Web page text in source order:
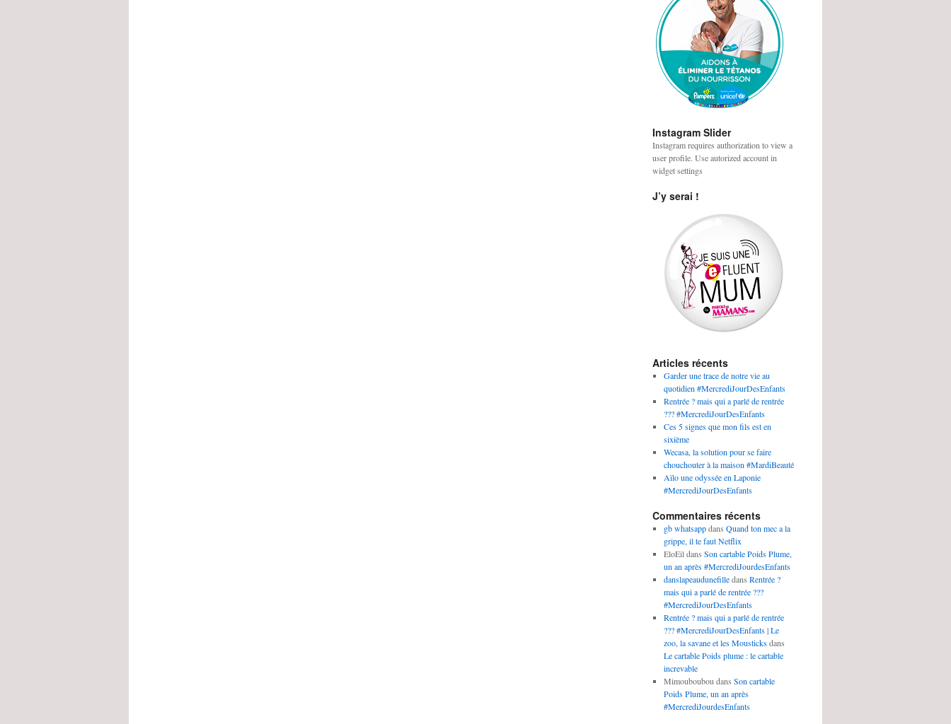
Instagram Slider
Instagram requires authorization to view a
user profile. Use autorized account in
widget settings
J’y serai !
Articles récents
Garder une trace de notre vie au
quotidien #MercrediJourDesEnfants
Rentrée ? mais qui a parlé de rentrée
??? #MercrediJourDesEnfants
Ces 5 signes que mon fils est en
sixième
Wecasa, la solution pour se faire
chouchouter à la maison #MardiBeauté
Aïlo une odyssée en Laponie
#MercrediJourDesEnfants
Commentaires récents
gb whatsappdans Quand ton mec a la
grippe, il te faut Netflix
EloEildans Son cartable Poids Plume,
un an après #MercrediJourdesEnfants
danslapeaudunefilledans Rentrée ?
mais qui a parlé de rentrée ???
#MercrediJourDesEnfants
Rentrée ? mais qui a parlé de rentrée
??? #MercrediJourDesEnfants | Le
zoo, la savane et les Mousticksdans
Le cartable Poids plume : le cartable
increvable
Mimoubouboudans Son cartable
Poids Plume, un an après
#MercrediJourdesEnfants